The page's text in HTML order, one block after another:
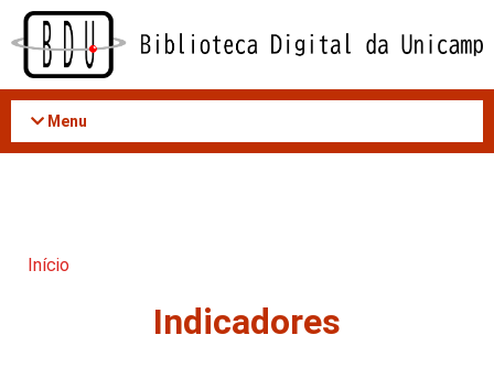
Acessar
conteúdo
Menu
Início
Indicadores